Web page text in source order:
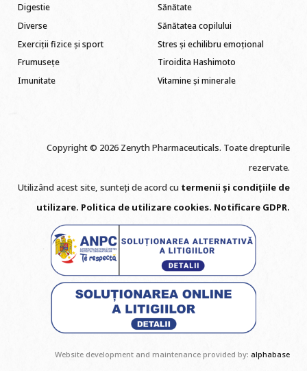
Digestie
Diverse
Exerciții fizice și sport
Frumusețe
Imunitate
Sănătate
Sănătatea copilului
Stres și echilibru emoțional
Tiroidita Hashimoto
Vitamine și minerale
Copyright © 2026 Zenyth Pharmaceuticals. Toate drepturile
rezervate.
Utilizând acest site, sunteți de acord cu termenii și condițiile de
utilizare. Politica de utilizare cookies. Notificare GDPR.
Website development and maintenance provided by: alphabase